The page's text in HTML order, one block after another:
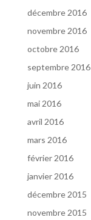
décembre 2016
novembre 2016
octobre 2016
septembre 2016
juin 2016
mai 2016
avril 2016
mars 2016
février 2016
janvier 2016
décembre 2015
novembre 2015